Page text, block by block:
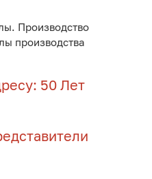
Производство
производства
50 Лет